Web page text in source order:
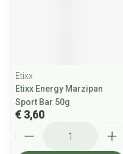
Etixx
Etixx Energy Marzipan
Sport Bar 50g
€ 3,60